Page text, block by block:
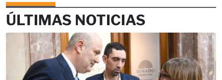
ÚLTIMAS NOTICIAS